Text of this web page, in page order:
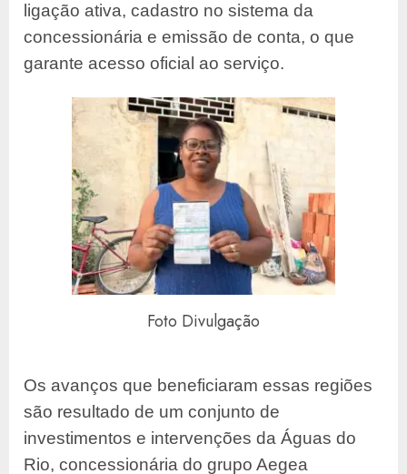
ligação ativa, cadastro no sistema da
concessionária e emissão de conta, o que
garante acesso oficial ao serviço.
Foto Divulgação
Os avanços que beneficiaram essas regiões
são resultado de um conjunto de
investimentos e intervenções da Águas do
Rio, concessionária do grupo Aegea